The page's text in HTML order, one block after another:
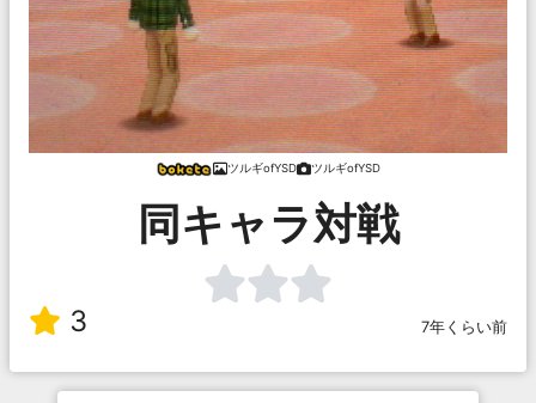
ツルギofYSD ツルギofYSD
同キャラ対戦
3 7年くらい前